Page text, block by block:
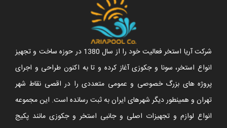
شرکت آریا استخر فعالیت خود را از سال 1380 در حوزه ساخت و تجهیز
انواع استخر، سونا و جکوزی آغاز کرده و تا به اکنون طراحی و اجرای
پروژه های بزرگ خصوصی و عمومی متعددی را در اقصی نقاط شهر
تهران و همینطور دیگر شهرهای ایران به ثبت رسانده است. این مجموعه
انواع لوازم و تجهیزات اصلی و جانبی استخر و جکوزی مانند پکیج